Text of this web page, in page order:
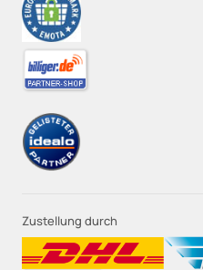
Zustellung durch